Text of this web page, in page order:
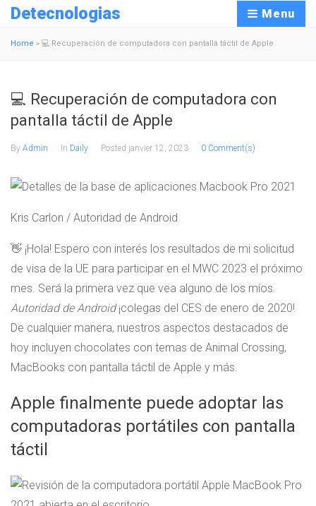
Detecnologias Menu
Home » 💻 Recuperación de computadora con pantalla táctil de Apple
💻 Recuperación de computadora con
pantalla táctil de Apple
By Admin In Daily Posted janvier 12, 2023 0 Comment(s)
Kris Carlon / Autoridad de Android
👋 ¡Hola! Espero con interés los resultados de mi solicitud
de visa de la UE para participar en el MWC 2023 el próximo
mes. Será la primera vez que vea alguno de los míos.
Autoridad de Android¡colegas del CES de enero de 2020!
De cualquier manera, nuestros aspectos destacados de
hoy incluyen chocolates con temas de Animal Crossing,
MacBooks con pantalla táctil de Apple y más.
Apple finalmente puede adoptar las
computadoras portátiles con pantalla
táctil